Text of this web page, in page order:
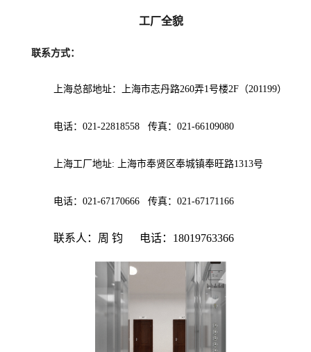
工厂全貌
联系方式：
上海总部地址：上海市志丹路260弄1号楼2F（201199）
电话：021-22818558 传真：021-66109080
上海工厂地址: 上海市奉贤区奉城镇奉旺路1313号
电话：021-67170666 传真：021-67171166
联系人：周 钧 电话：18019763366